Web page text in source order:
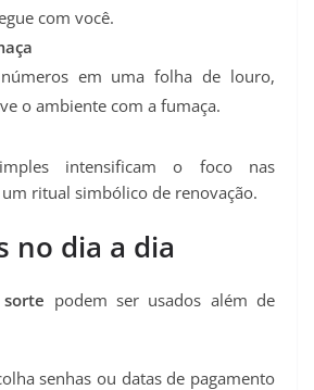
com você.
em uma folha de louro,
o ambiente com a fumaça.
intensificam o foco nas
ritual simbólico de renovação.
no dia a dia
podem ser usados além de
senhas ou datas de pagamento